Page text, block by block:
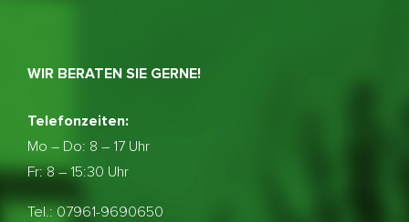
WIR BERATEN SIE GERNE!
Telefonzeiten:
Mo – Do: 8 – 17 Uhr
Fr: 8 – 15:30 Uhr
Tel.: 07961-9690650